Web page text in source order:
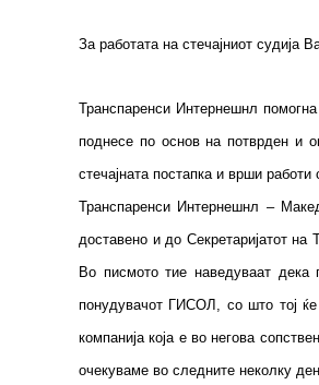
За работата на стечајниот судија
Транспаренси Интернешнл
поднесе по основ на потврден и
стечајната постапка и врши
Транспаренси Интернешнл –
доставено и до Секретаријатот
Во писмото тие наведуваат дека
понудувачот ГИСОЛ, со што тој
компанија која е во негова
очекуваме во следните неколку